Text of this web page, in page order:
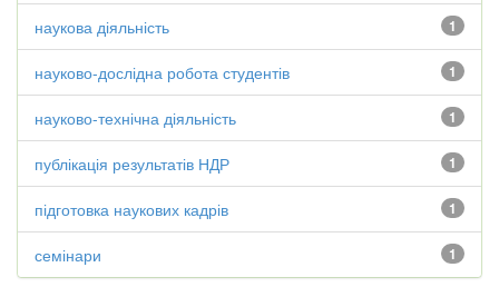
1
наукова діяльність
1
науково-дослідна робота студентів
1
науково-технічна діяльність
1
публікація результатів НДР
1
підготовка наукових кадрів
1
семінари